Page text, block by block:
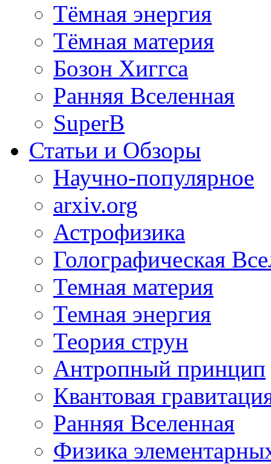
Тёмная энергия
Тёмная материя
Бозон Хиггса
Ранняя Вселенная
SuperB
Статьи и Обзоры
Научно-популярное
arxiv.org
Астрофизика
Голографическая
Темная материя
Темная энергия
Теория струн
Антропный принцип
Квантовая
Ранняя Вселенная
Физика